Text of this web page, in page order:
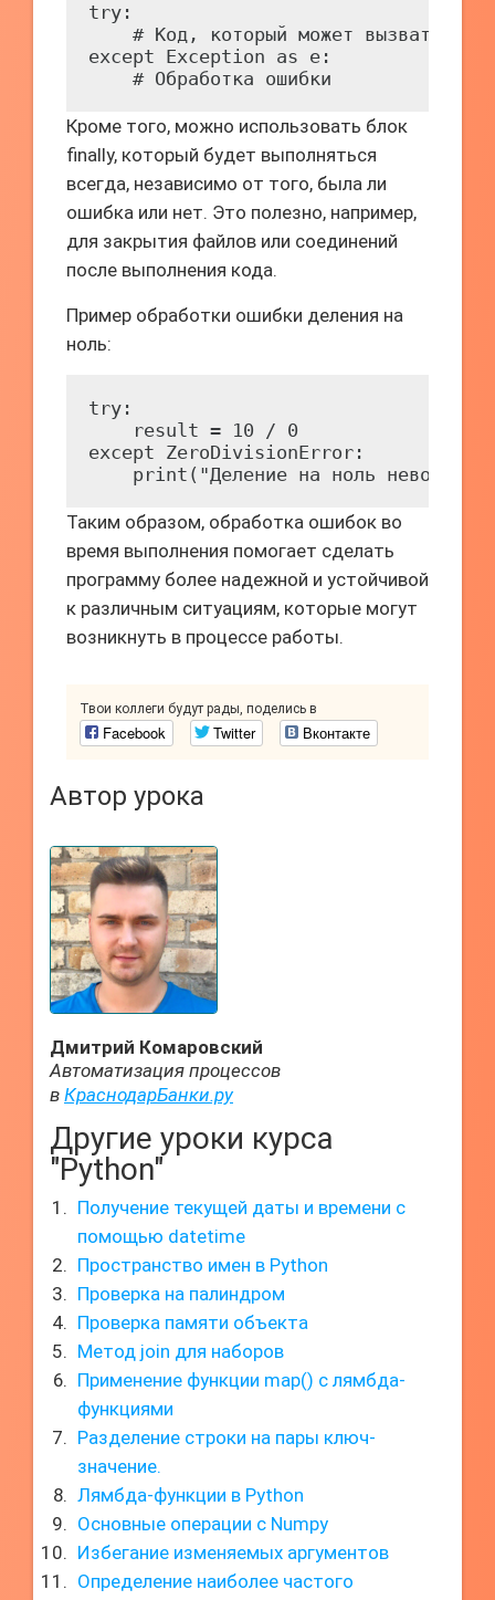
try:
# Код, который может вызвать
except Exception as e:
    # Обработка ошибки
Кроме того, можно использовать блок
finally, который будет выполняться
всегда, независимо от того, была ли
ошибка или нет. Это полезно, например,
для закрытия файлов или соединений
после выполнения кода.
Пример обработки ошибки деления на
ноль:
try:
    result = 10 / 0
except ZeroDivisionError:
print("Деление на ноль
Таким образом, обработка ошибок во
время выполнения помогает сделать
программу более надежной и устойчивой
к различным ситуациям, которые могут
возникнуть в процессе работы.
Твои коллеги будут рады, поделись в
Facebook Twitter Вконтакте
Автор урока
Дмитрий Комаровский
Автоматизация процессов
в КраснодарБанки.ру
Другие уроки курса
"Python"
Получение текущей даты и времени с
помощью datetime
Пространство имен в Python
Проверка на палиндром
Проверка памяти объекта
Метод join для наборов
Применение функции map() с лямбда-
функциями
Разделение строки на пары ключ-
значение.
Лямбда-функции в Python
Основные операции с Numpy
Избегание изменяемых аргументов
Определение наиболее частого